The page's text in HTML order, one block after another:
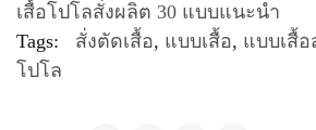
เสื้อโปโลสั่งผลิต 30 แบบแนะนำ
Tags:
สั่งตัดเสื้อ, แบบเสื้อ, แบบเสื้อ
โปโล